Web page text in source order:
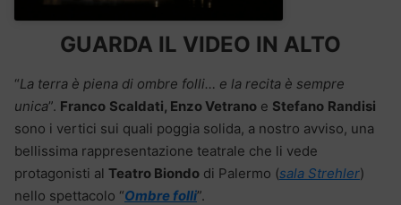
GUARDA IL VIDEO IN ALTO
“La terra è piena di ombre folli… e la recita è sempre
unica”. Franco Scaldati, Enzo Vetrano e Stefano Randisi
sono i vertici sui quali poggia solida, a nostro avviso, una
bellissima rappresentazione teatrale che li vede
protagonisti al Teatro Biondo di Palermo (sala Strehler)
nello spettacolo “Ombre folli”.